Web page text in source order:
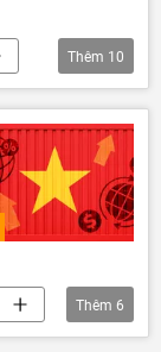
Thêm 10
Thêm 6